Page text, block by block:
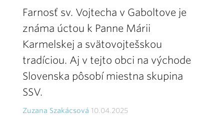
Farnosť sv. Vojtecha v Gaboltove je
známa úctou k Panne Márii
Karmelskej a svätovojtešskou
tradíciou. Aj v tejto obci na východe
Slovenska pôsobí miestna skupina
SSV.
Zuzana Szakácsová 10.04.2025